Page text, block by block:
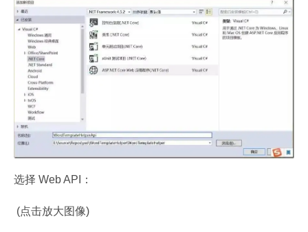
选择 Web API：
(点击放大图像)